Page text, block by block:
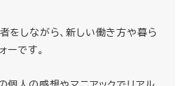
をしながら、新しい働き方や暮ら
ーです。